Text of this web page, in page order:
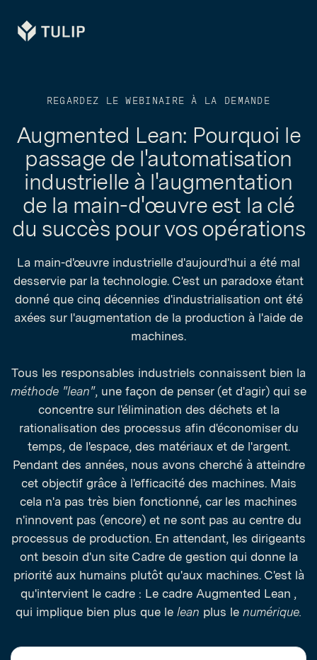
Tulip
REGARDEZ LE WEBINAIRE À LA DEMANDE
Augmented Lean: Pourquoi le
passage de l'automatisation
industrielle à l'augmentation
de la main-d'œuvre est la clé
du succès pour vos opérations
La main-d'œuvre industrielle d'aujourd'hui a été mal
desservie par la technologie. C'est un paradoxe étant
donné que cinq décennies d'industrialisation ont été
axées sur l'augmentation de la production à l'aide de
machines.
Tous les responsables industriels connaissent bien la
méthode "lean", une façon de penser (et d'agir) qui se
concentre sur l'élimination des déchets et la
rationalisation des processus afin d'économiser du
temps, de l'espace, des matériaux et de l'argent.
Pendant des années, nous avons cherché à atteindre
cet objectif grâce à l'efficacité des machines. Mais
cela n'a pas très bien fonctionné, car les machines
n'innovent pas (encore) et ne sont pas au centre du
processus de production. En attendant, les dirigeants
ont besoin d'un site Cadre de gestion qui donne la
priorité aux humains plutôt qu'aux machines. C'est là
qu'intervient le cadre : Le cadre Augmented Lean ,
qui implique bien plus que le lean plus le numérique.